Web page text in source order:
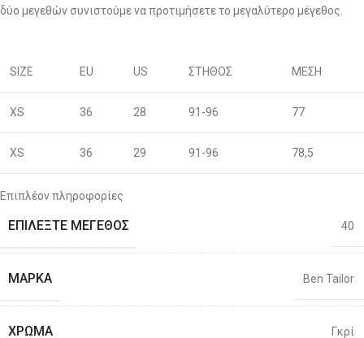
δύο μεγεθών συνιστούμε να προτιμήσετε το μεγαλύτερο μέγεθος.
SIZE EU US ΣΤΗΘΟΣ ΜΕΣΗ
XS 36 28 91-96 77
XS 36 29 91-96 78,5
S 38
S 40
M 83
Επιπλέον πληροφορίες
ΕΠΙΛΈΞΤΕ ΜΈΓΕΘΟΣ 40
ΜΆΡΚΑ Ben Tailor
ΧΡΏΜΑ Γκρί